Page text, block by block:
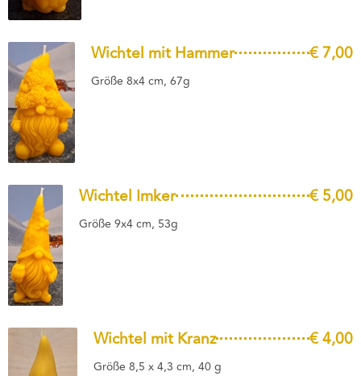
Wichtel mit Hammer € 7,00
Größe 8x4 cm, 67g
Wichtel Imker € 5,00
Größe 9x4 cm, 53g
Wichtel mit Kranz € 4,00
Größe 8,5 x 4,3 cm, 40 g